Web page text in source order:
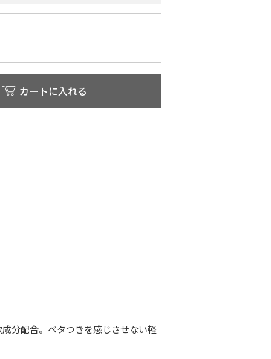
カートに入れる
分配合。ベタつきを感じさせない軽